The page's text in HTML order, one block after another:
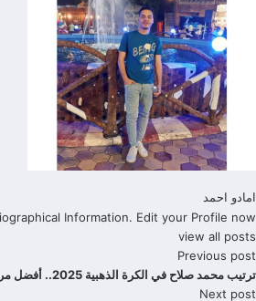
امادو احمد
Information. Edit your Profile now.
view all posts
Previous post
ترتيب محمد صلاح في الكرة الذهبية 2025.. أفضل مركز في مسيرته
Next post